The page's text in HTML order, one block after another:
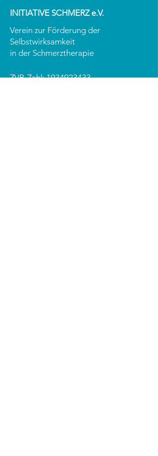
INITIATIVE SCHMERZ e.V.
Verein zur Förderung der
Selbstwirksamkeit
in der Schmerztherapie
ZVR-Zahl:1934923433